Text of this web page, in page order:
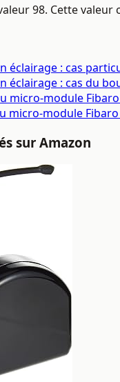
98. Cette
éclairage : cas
éclairage : cas du
micro-module Fibaro
micro-module Fibaro
sur Amazon